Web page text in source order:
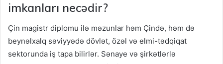
imkanları necədir?
Çin magistr diplomu ilə məzunlar həm Çində, həm də
beynəlxalq səviyyədə dövlət, özəl və elmi-tədqiqat
sektorunda iş tapa bilirlər. Sənaye və şirkətlərlə